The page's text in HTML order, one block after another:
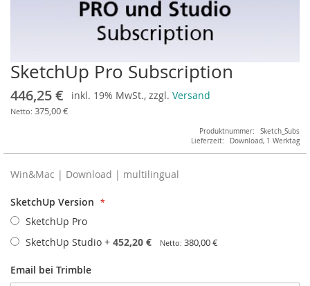
Zum
Anfang
der
Bildergalerie
SketchUp Pro Subscription
446,25 €
375,00 €
inkl. 19% MwSt., zzgl. Versand
Produktnummer
Sketch_Subs
Lieferzeit
Download, 1 Werktag
Win&Mac | Download | multilingual
SketchUp Version
SketchUp Pro
SketchUp Studio + 452,20 € 380,00 €
Email bei Trimble